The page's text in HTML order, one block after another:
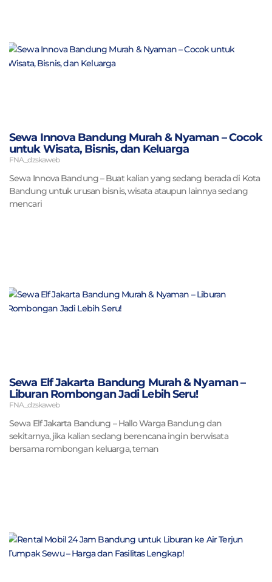
Sewa Innova Bandung Murah & Nyaman – Cocok
untuk Wisata, Bisnis, dan Keluarga
FNA_dzskaweb
Sewa Innova Bandung – Buat kalian yang sedang berada di Kota
Bandung untuk urusan bisnis, wisata ataupun lainnya sedang
mencari
Sewa Elf Jakarta Bandung Murah & Nyaman –
Liburan Rombongan Jadi Lebih Seru!
FNA_dzskaweb
Sewa Elf Jakarta Bandung – Hallo Warga Bandung dan
sekitarnya, jika kalian sedang berencana ingin berwisata
bersama rombongan keluarga, teman